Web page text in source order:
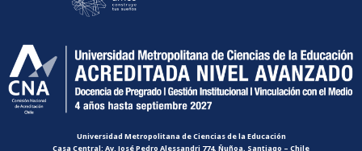
Universidad Metropolitana de Ciencias de la Educación
Casa Central: Av. José Pedro Alessandri 774, Ñuñoa, Santiago – Chile